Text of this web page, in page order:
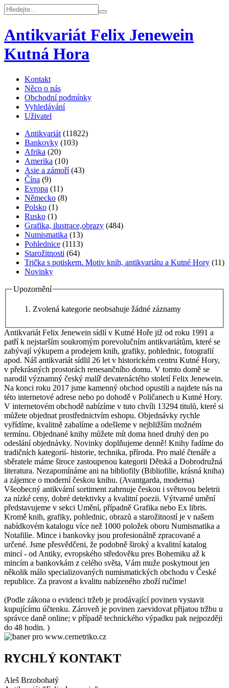
Antikvariát Felix Jenewein
Kutná Hora
Kontakt
Něco o nás
Obchodní podmínky
Vyhledávání
Uživatel
Antikvariát (11822)
Bankovky (103)
Afrika (20)
Amerika (10)
Asie a zámoří(43)
Čína (9)
Evropa (11)
Německo (8)
Polsko (1)
Rusko (1)
Grafika, ilustrace,obrazy (484)
Numismatika (13)
Pohlednice (1113)
Starožitnosti (64)
Trička s potiskem. Motiv knih, antikvariátu a Kutné Hory (11)
Novinky
Upozornění
Zvolená kategorie neobsahuje žádné záznamy
Antikvariát Felix Jenewein sídlí v Kutné Hoře již od roku 1991 a
patří k nejstarším soukromým porevolučním antikvariátům, které se
zabývají výkupem a prodejem knih, grafiky, pohlednic, fotografií
apod. Náš antikvariát sídlil 26 let v historickém centru Kutné Hory,
v překrásných prostorách renesančního domu. V tomto domě se
narodil významný český malíř devatenáctého století Felix Jenewein.
Na konci roku 2017 jsme kamenný obchod opustili a najdete nás na
této internetové adrese nebo po dohodě v Poličanech u Kutné Hory.
V internetovém obchodě nabízíme v tuto chvíli 13294 titulů, které si
můžete objednat prostřednictvím eshopu. Objednávky rychle
vyřídíme, kvalitně zabalíme a odešleme v nejbližším možném
termínu. Objednané knihy můžete mít doma hned druhý den po
odeslání objednávky. Novinky doplňujeme denně! Knihy řadíme do
tradičních kategorií- historie, technika, příroda. Pro malé čtenáře a
sběratele máme široce zastoupenou kategorii Dětská a Dobrodružná
literatura. Nezapomínáme ani na bibliofily (Bibliofilie, krásná kniha)
a zájemce o moderní českou knihu. (Avantgarda, moderna)
Všeobecný antikvární sortiment zahrnuje českou i světovou beletrii
za nízké ceny, dobré detektivky a kvalitní poezii. Výtvarné umění
představujeme v sekci Umění, případně Grafika nebo Ex libris.
Kromě knih, grafiky, pohlednic, obrazů a starožitností je v našem
nabídkovém katalogu více než 1000 položek oboru Numismatika a
Notafilie. Mince i bankovky jsou profesionálně zpracované a
určené. Jsme přesvědčeni, že podobně široký a kvalitní katalog
mincí - od Antiky, evropského středověku pres Bohemiku až k
mincím a bankovkám z celého světa, Vám muže poskytnout jen
několik málo specializovaných numismatických obchodu v České
republice. Za pravost a kvalitu nabízeného zboží ručíme!
(Podle zákona o evidenci tržeb je prodávající povinen vystavit
kupujícímu účtenku. Zároveň je povinen zaevidovat přijatou tržbu u
správce daně online; v případě technického výpadku pak nejpozději
do 48 hodin. )
RYCHLÝ KONTAKT
Aleš Brzobohatý